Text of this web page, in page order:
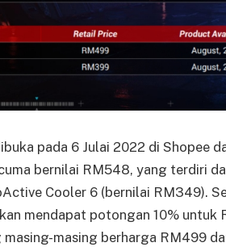
pada 6 Julai 2022 di Shopee
bernilai RM548, yang terdiri
Cooler 6 (bernilai RM349).
mendapat potongan 10% untuk
masing berharga RM499